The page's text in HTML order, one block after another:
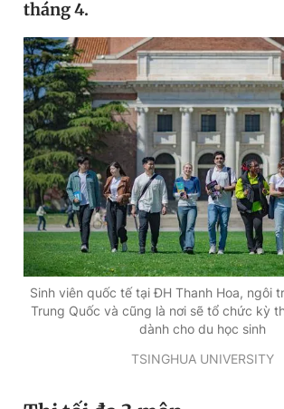
Tiện ích
Thông tin tòa soạn Liên hệ
Đọc Thanh Niên trên điện thoại
0906 645 777
tháng 4.
Sinh viên quốc tế tại ĐH Thanh Hoa, ngôi
Trung Quốc và cũng là nơi sẽ tổ chức kỳ
dành cho du học sinh
TSINGHUA UNIVERSITY